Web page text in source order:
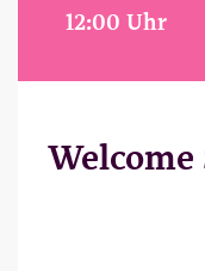
12:00 Uhr
Welcome